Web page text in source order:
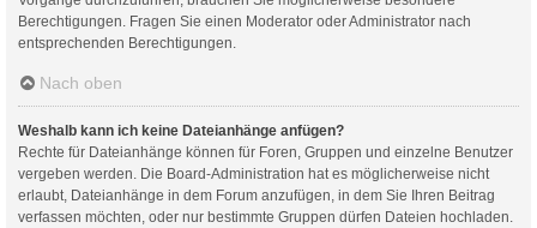
Berechtigungen. Fragen Sie einen Moderator oder Administrator nach
entsprechenden Berechtigungen.
Nach oben
Weshalb kann ich keine Dateianhänge anfügen?
Rechte für Dateianhänge können für Foren, Gruppen und einzelne Benutzer
vergeben werden. Die Board-Administration hat es möglicherweise nicht
erlaubt, Dateianhänge in dem Forum anzufügen, in dem Sie Ihren Beitrag
verfassen möchten, oder nur bestimmte Gruppen dürfen Dateien hochladen.